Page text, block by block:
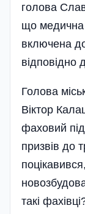
голова
що медична
включена
відповідно
Голова
Віктор
фаховий
призвів до
такі